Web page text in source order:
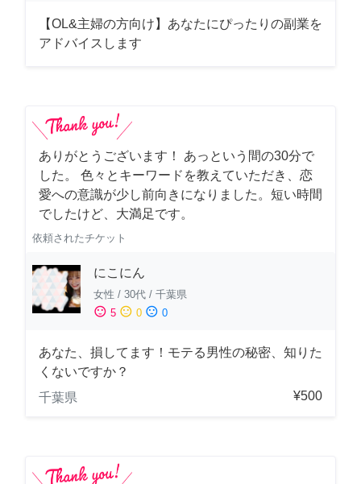
【OL&主婦の方向け】あなたにぴったりの副業を
アドバイスします
ありがとうございます！ あっという間の30分で
した。 色々とキーワードを教えていただき、恋
愛への意識が少し前向きになりました。短い時間
でしたけど、大満足です。
依頼されたチケット
にこにん
女性 / 30代 / 千葉県
sentiment_satisfied 5 sentiment_neutral 0 sentiment_dissatisfied 0
あなた、損してます！モテる男性の秘密、知りた
くないですか？
千葉県
¥500